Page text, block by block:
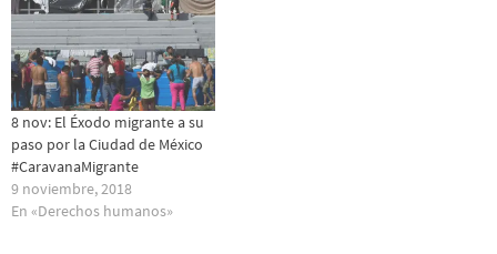
8 nov: El Éxodo migrante a su
paso por la Ciudad de México
#CaravanaMigrante
9 noviembre, 2018
En «Derechos humanos»